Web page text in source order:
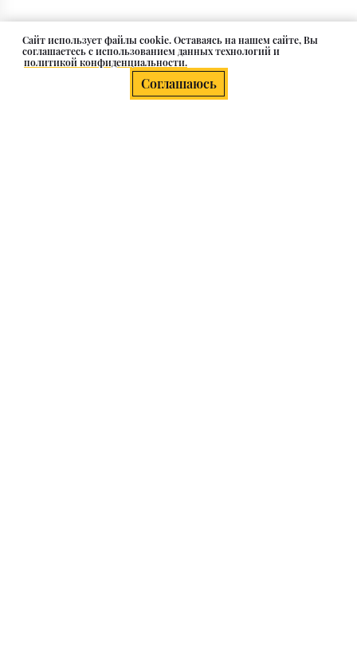
Cайт использует файлы cookie. Оставаясь на нашем сайте, Вы
соглашаетесь с использованием данных технологий и
политикой конфиденциальности.
Соглашаюсь